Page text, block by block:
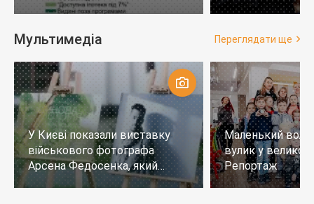
років
тих, хто не
Мультимедіа Переглядати ще
У Києві показали виставку
військового фотографа
Арсена Федосенка, який
загинув на війні
Маленький
вулик у
Репортаж